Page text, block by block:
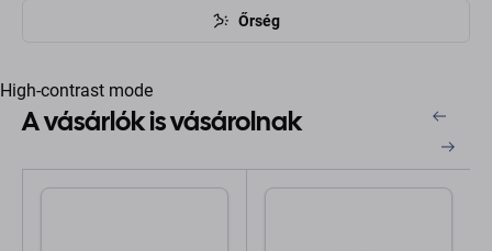
Őrség
High-contrast mode
A vásárlók is vásárolnak